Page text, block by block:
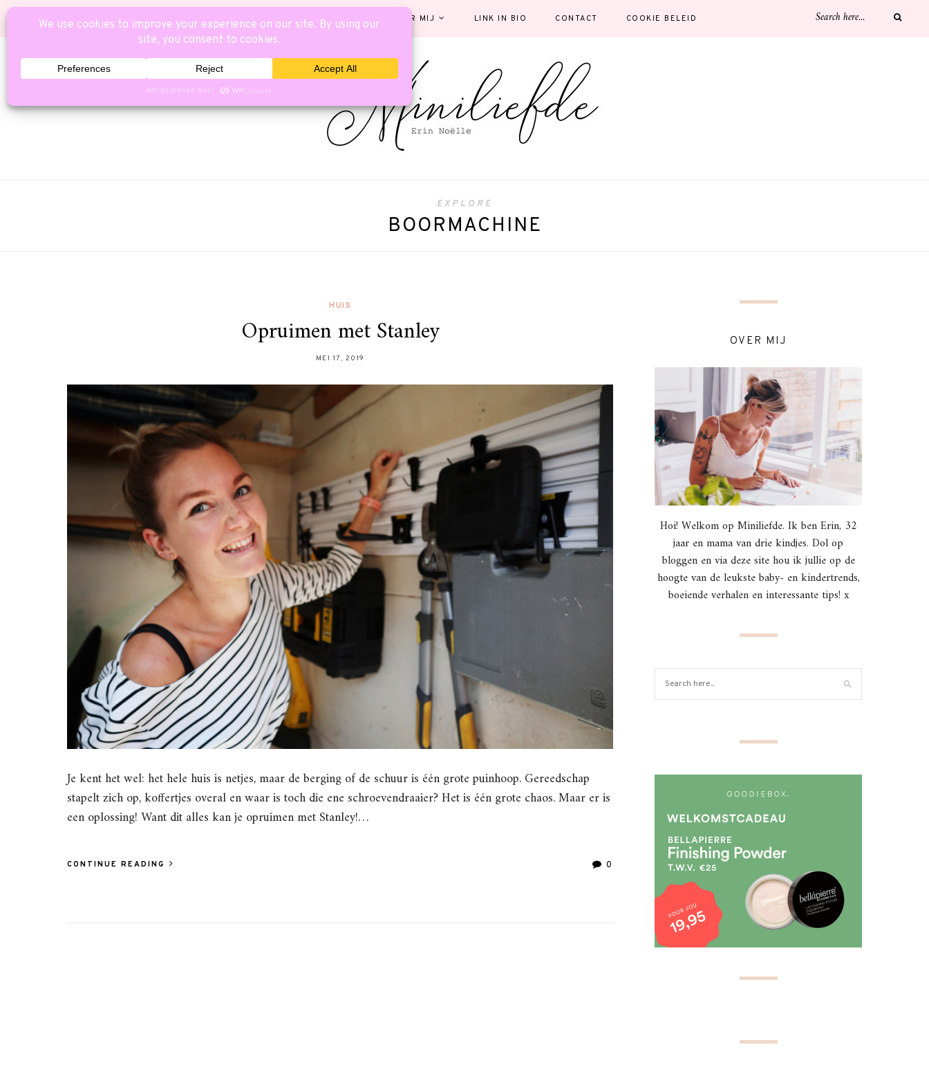
CATEGORIEËN OVER MIJ LINK IN BIO CONTACT COOKIE BELEID
EXPLORE
BOORMACHINE
HUIS
Opruimen met Stanley
MEI 17, 2019
Je kent het wel: het hele huis is netjes, maar de berging of de schuur is één grote puinhoop. Gereedschap
stapelt zich op, koffertjes overal en waar is toch die ene schroevendraaier? Het is één grote chaos. Maar er is
een oplossing! Want dit alles kan je opruimen met Stanley!…
CONTINUE READING 0
OVER MIJ
Hoi! Welkom op Miniliefde. Ik ben Erin, 32
jaar en mama van drie kindjes. Dol op
bloggen en via deze site hou ik jullie op de
hoogte van de leukste baby- en kindertrends,
boeiende verhalen en interessante tips! x